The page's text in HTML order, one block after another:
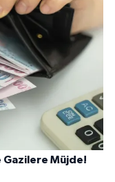
Gazilere Müjde!